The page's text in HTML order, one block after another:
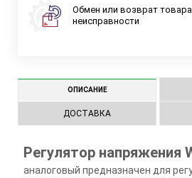
Обмен или возврат
неисправности
ОПИСАНИЕ
ДОСТАВКА
Регулятор напряжения
аналоговый предназначен для